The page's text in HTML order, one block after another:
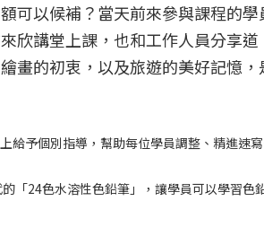
可以候補？當天前來參與課程的
欣講堂上課，也和工作人員分享
畫的初衷，以及旅遊的美好記憶
予個別指導，幫助每位學員調整、精進速
「24色水溶性色鉛筆」，讓學員可以學習色